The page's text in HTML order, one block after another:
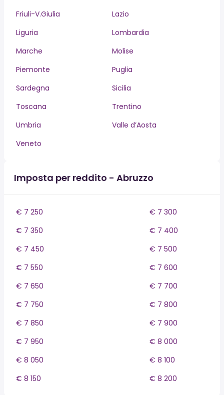
Friuli-V.Giulia
Lazio
Liguria
Lombardia
Marche
Molise
Piemonte
Puglia
Sardegna
Sicilia
Toscana
Trentino
Umbria
Valle d’Aosta
Veneto
Imposta per reddito - Abruzzo
€ 7 250
€ 7 300
€ 7 350
€ 7 400
€ 7 450
€ 7 500
€ 7 550
€ 7 600
€ 7 650
€ 7 700
€ 7 750
€ 7 800
€ 7 850
€ 7 900
€ 7 950
€ 8 000
€ 8 050
€ 8 100
€ 8 150
€ 8 200